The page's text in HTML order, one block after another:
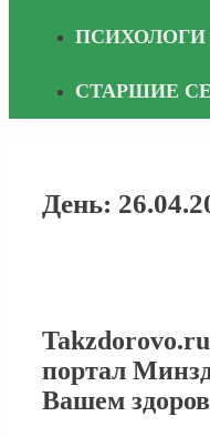
ПСИХОЛОГИ
СТАРШИЕ
День:
портал
Вашем